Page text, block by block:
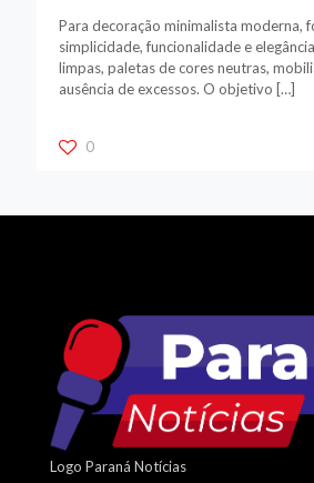
Para decoração minimalista moderna,
simplicidade, funcionalidade e
limpas, paletas de cores neutras,
ausência de excessos. O objetivo […]
0
Logo Paraná Notícias